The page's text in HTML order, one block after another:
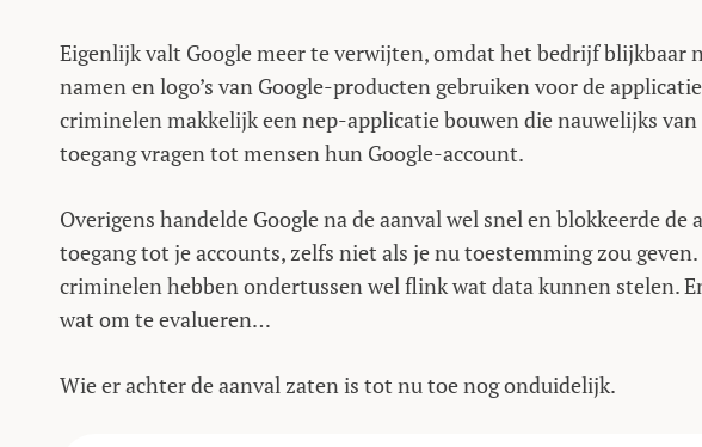
Eigenlijk valt Google meer te verwijten, omdat het bedrijf blijkbaar
namen en logo’s van Google-producten gebruiken voor de
criminelen makkelijk een nep-applicatie bouwen die nauwelijks
toegang vragen tot mensen hun Google-account.
Overigens handelde Google na de aanval wel snel en blokkeerde
toegang tot je accounts, zelfs niet als je nu toestemming zou
criminelen hebben ondertussen wel flink wat data kunnen stelen.
wat om te evalueren…
Wie er achter de aanval zaten is tot nu toe nog onduidelijk.